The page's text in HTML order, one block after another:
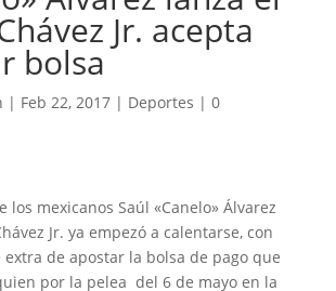
Jr. acepta
bolsa
| Feb 22, 2017| Deportes | 0
los mexicanos Saúl «Canelo» Álvarez
Jr. ya empezó a calentarse, con
de apostar la bolsa de pago que
por la pelea del 6 de mayo en la